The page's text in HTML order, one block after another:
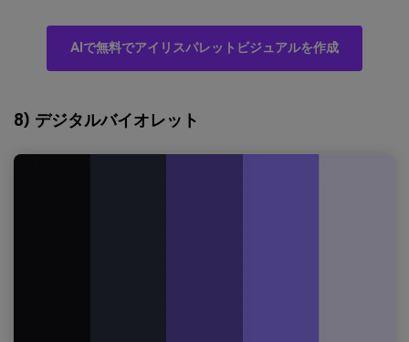
AIで無料でアイリスパレットビジュアルを作成
8) デジタルバイオレット